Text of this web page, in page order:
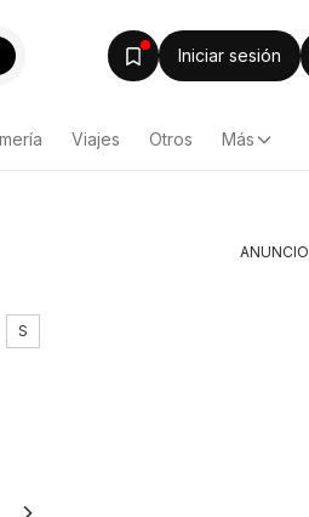
Iniciar sesión
Viajes Otros Más
S
ANUNCIO